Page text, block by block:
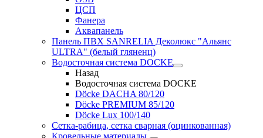
ЦСП
Фанера
Аквапанель
Панель ПВХ SANRELIA Деколюкс "Альянс
ULTRA" (белый гляненц)
Водосточная система DOCKE
Назад
Водосточная система DOCKE
Döсkе DACHA 80/120
Döcke PREMIUM 85/120
Döсkе Luх 100/140
Сетка-рабица, сетка сварная (оцинкованная)
Кровельные материалы